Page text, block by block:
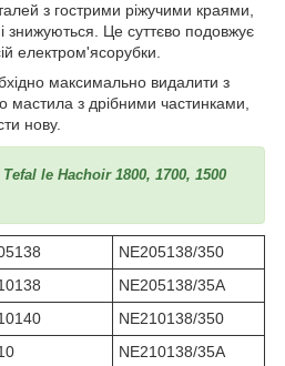
з гострими ріжучими краями,
знижуються. Це суттєво подовжує
електром'ясорубки.
максимально видалити з
мастила з дрібними частинками,
нову.
le Hachoir 1800, 1700, 1500
NE205138/350
NE205138/35A
NE210138/350
NE210138/35A